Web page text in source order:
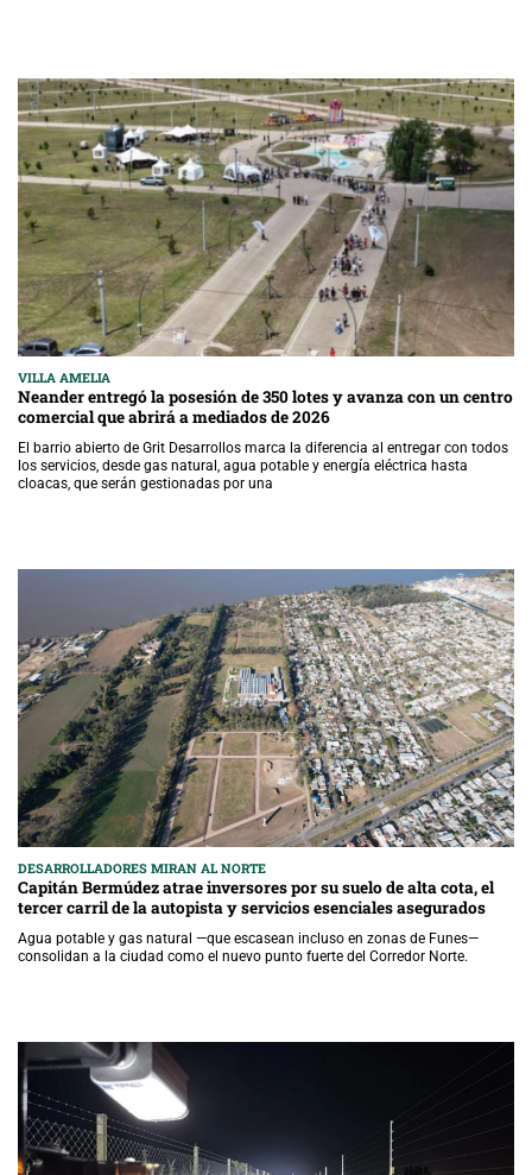
VILLA AMELIA
Neander entregó la posesión de 350 lotes y avanza con un centro
comercial que abrirá a mediados de 2026
El barrio abierto de Grit Desarrollos marca la diferencia al entregar con todos
los servicios, desde gas natural, agua potable y energía eléctrica hasta
cloacas, que serán gestionadas por una
DESARROLLADORES MIRAN AL NORTE
Capitán Bermúdez atrae inversores por su suelo de alta cota, el
tercer carril de la autopista y servicios esenciales asegurados
Agua potable y gas natural —que escasean incluso en zonas de Funes—
consolidan a la ciudad como el nuevo punto fuerte del Corredor Norte.